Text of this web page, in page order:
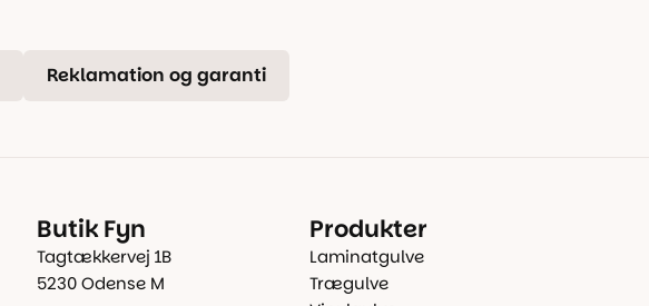
Reklamation og garanti
Butik Fyn
Tagtækkervej 1B
5230 Odense M
Produkter
Laminatgulve
Trægulve